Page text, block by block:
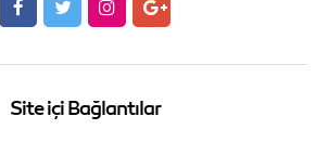
Site içi Bağlantılar